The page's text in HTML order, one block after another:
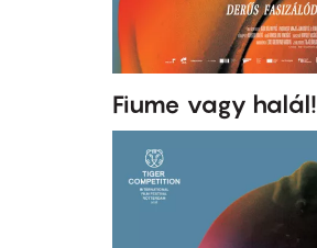
Fiume vagy halál!